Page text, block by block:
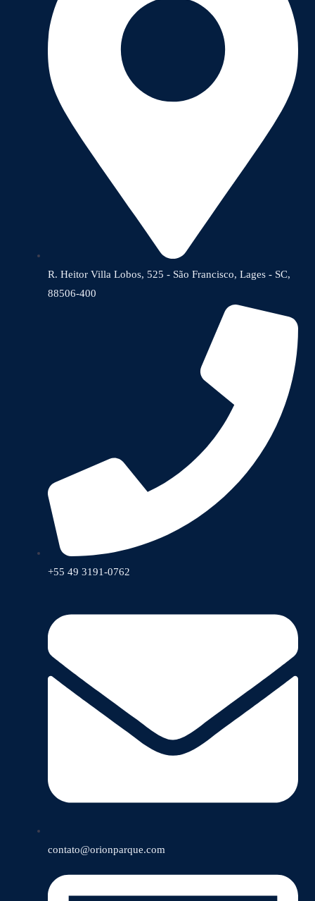
R. Heitor Villa Lobos, 525 - São Francisco, Lages - SC,
88506-400
+55 49 3191-0762
contato@orionparque.com